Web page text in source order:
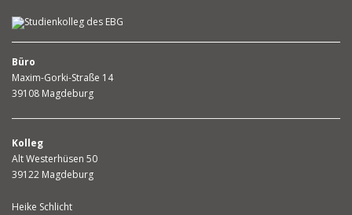
Büro
Maxim-Gorki-Straße 14
39108 Magdeburg
Kolleg
Alt Westerhüsen 50
39122 Magdeburg
Heike Schlicht